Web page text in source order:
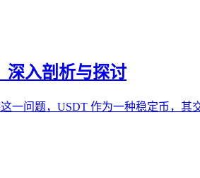
深入剖析与探讨
一问题，USDT 作为一种稳定币，